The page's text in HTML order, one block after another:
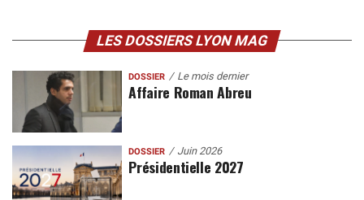
LES DOSSIERS LYON MAG
DOSSIER Le mois dernier
Affaire Roman Abreu
DOSSIER Juin 2026
Présidentielle 2027